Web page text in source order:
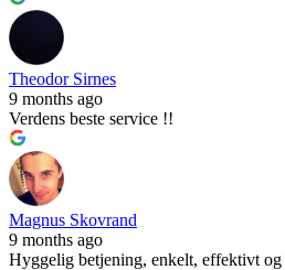
Theodor Sirnes
9 months ago
Verdens beste service !!
Magnus Skovrand
9 months ago
Hyggelig betjening, enkelt, effektivt og